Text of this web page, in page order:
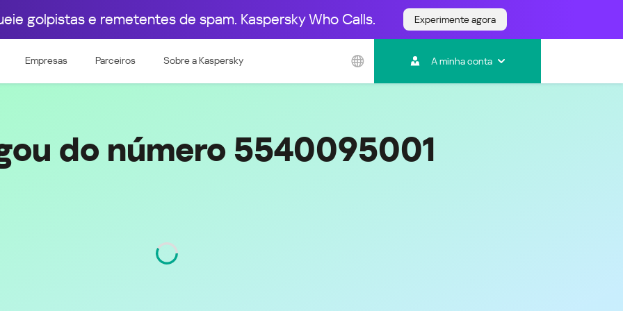
golpistas e remetentes de spam. Kaspersky Who Calls. Experimente agora
Empresas Parceiros Sobre a Kaspersky A minha conta
Ocidental
& Luxembourg
Leste Europeu
Česká republika
Magyarország
Srbija
Türkiye
Қазақстан - Қазақша (Kazakhstan -
Ásia e Pacífico
Australia
India
Malaysia - Bahasa Melayu
New Zealand
do número 5540095001
Código4009